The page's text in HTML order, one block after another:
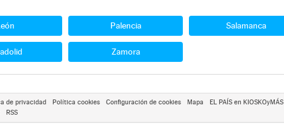
Palencia Salamanca
Zamora
de privacidad Política cookies Configuración de cookies Mapa
EL PAÍS en KIOSKOyMÁS
RSS